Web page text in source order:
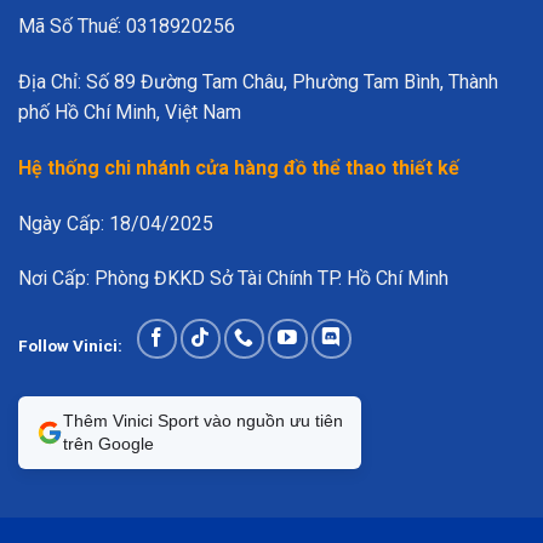
logo theo yêu cầu.
Mã Số Thuế: 0318920256
Địa Chỉ: Số 89 Đường Tam Châu, Phường Tam Bình, Thành
phố Hồ Chí Minh, Việt Nam
Hệ thống chi nhánh cửa hàng đồ thể thao thiết kế
Ngày Cấp: 18/04/2025
Nơi Cấp: Phòng ĐKKD Sở Tài Chính TP. Hồ Chí Minh
Follow Vinici:
Thêm Vinici Sport vào nguồn ưu tiên
trên Google